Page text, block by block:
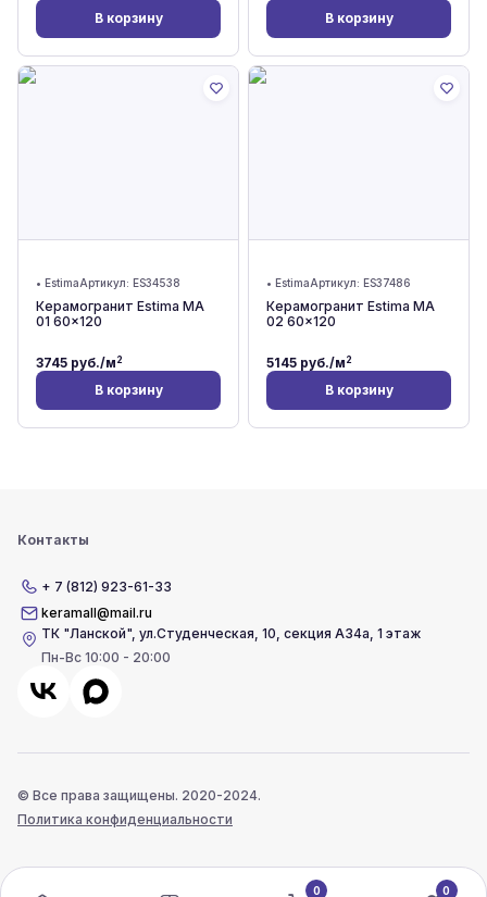
В корзину В корзину
• EstimaАртикул: ES34538
Керамогранит Estima MA
01 60x120
3745 руб./м2
В корзину
• EstimaАртикул: ES37486
Керамогранит Estima MA
02 60x120
5145 руб./м2
В корзину
Контакты
+ 7 (812) 923-61-33
keramall@mail.ru
ТК "Ланской",ул.Студенческая, 10, секция А34а, 1 этаж
Пн-Вс 10:00 - 20:00
© Все права защищены. 2020-2024.
Политика конфиденциальности
0 0